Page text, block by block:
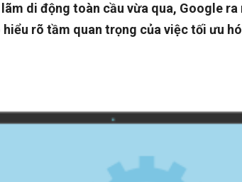
di động toàn cầu vừa qua, Google
hiểu rõ tầm quan trọng của việc tối ưu